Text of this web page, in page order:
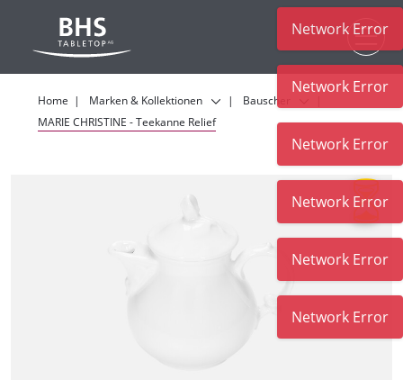
Home Marken & Kollektionen
Bauscher
MARIE CHRISTINE - Teekanne Relief
Network Error
Network Error
Network Error
Network Error
Network Error
Network Error